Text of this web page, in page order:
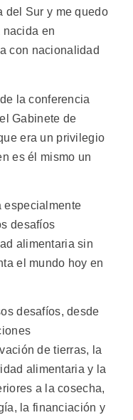
del Sur y me quedo
en
con nacionalidad
la conferencia
Gabinete de
era un privilegio
es él mismo un
especialmente
desafíos
alimentaria sin
el mundo hoy en
desafíos, desde
de tierras, la
alimentaria y la
a la cosecha,
la financiación y